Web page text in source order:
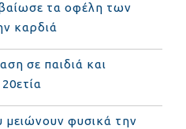
τα οφέλη των
καρδιά
σε παιδιά και
μειώνουν φυσικά την